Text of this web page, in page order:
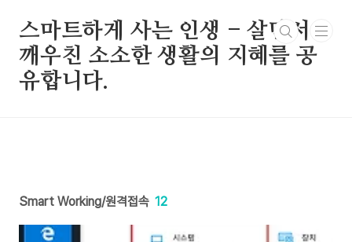
스마트하게 사는 인생 - 살면서
깨우친 소소한 생활의 지혜를 공
유합니다.
Smart Working/원격접속 12